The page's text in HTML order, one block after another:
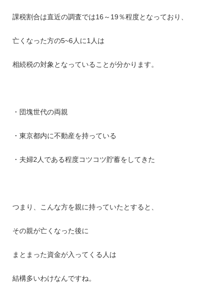
課税割合は直近の調査では16～19％程度となっており、
亡くなった方の5~6人に1人は
相続税の対象となっていることが分かります。
・団塊世代の両親
・東京都内に不動産を持っている
・夫婦2人である程度コツコツ貯蓄をしてきた
つまり、こんな方を親に持っていたとすると、
その親が亡くなった後に
まとまった資金が入ってくる人は
結構多いわけなんですね。